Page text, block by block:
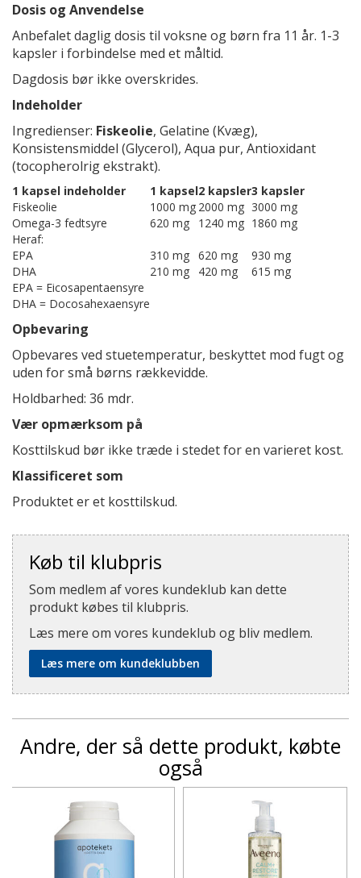
Dosis og Anvendelse
Anbefalet daglig dosis til voksne og børn fra 11 år. 1-3
kapsler i forbindelse med et måltid.
Dagdosis bør ikke overskrides.
Indeholder
Ingredienser: Fiskeolie, Gelatine (Kvæg),
Konsistensmiddel (Glycerol), Aqua pur, Antioxidant
(tocopherolrig ekstrakt).
1 kapsel indeholder 1 kapsel2 kapsler3 kapsler
Fiskeolie
1000 mg 2000 mg 3000 mg
Omega-3 fedtsyre
620 mg 1240 mg 1860 mg
Heraf:
EPA
310 mg 620 mg
930 mg
DHA
210 mg 420 mg
615 mg
EPA = Eicosapentaensyre
DHA = Docosahexaensyre
Opbevaring
Opbevares ved stuetemperatur, beskyttet mod fugt og
uden for små børns rækkevidde.
Holdbarhed: 36 mdr.
Vær opmærksom på
Kosttilskud bør ikke træde i stedet for en varieret kost.
Klassificeret som
Produktet er et kosttilskud.
Køb til klubpris
Som medlem af vores kundeklub kan dette
produkt købes til klubpris.
Læs mere om vores kundeklub og bliv medlem.
Læs mere om kundeklubben
Andre, der så dette produkt, købte
også